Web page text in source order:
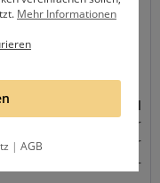
oder Wasser-
selbstklebende Nail
Einfach mit einer
abgecleanerten oder
und versiegeln –
Mehr Informationen
| AGB